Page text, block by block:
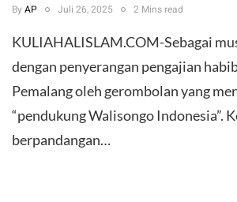
By AP Juli 26, 2025 2 Mins read
KULIAHALISLAM.COM-Sebagai
dengan penyerangan pengajian
Pemalang oleh gerombolan yang
“pendukung Walisongo Indonesia”.
berpandangan…